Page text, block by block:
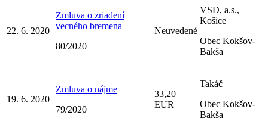
22. 6. 2020
Zmluva o zriadení
vecného bremena
80/2020
Neuvedené
VSD, a.s.,
Košice
Obec Kokšov-
Bakša
19. 6. 2020
Zmluva o nájme
79/2020
33,20
EUR
Takáč
Obec Kokšov-
Bakša